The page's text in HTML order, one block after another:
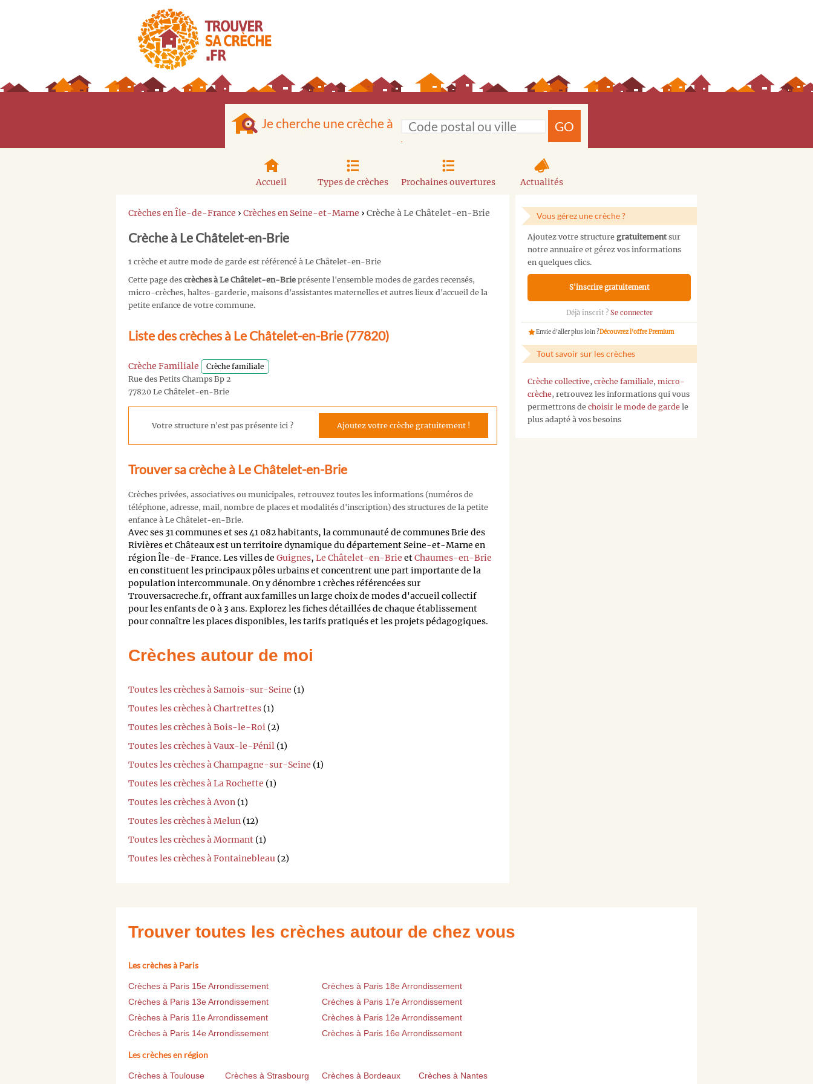
Je cherche une crèche à GO
Accueil Types de crèches Prochaines ouvertures Actualités
Crèches en Île-de-France › Crèches en Seine-et-Marne › Crèche à Le Châtelet-en-Brie
Crèche à Le Châtelet-en-Brie
1 crèche et autre mode de garde est référencé à Le Châtelet-en-Brie
Cette page des crèches à Le Châtelet-en-Brie présente l'ensemble modes de gardes recensés,
micro-crèches, haltes-garderie, maisons d'assistantes maternelles et autres lieux d'accueil de la
petite enfance de votre commune.
Liste des crèches à Le Châtelet-en-Brie (77820)
Crèche Familiale Crèche familiale
Rue des Petits Champs Bp 2
77820 Le Châtelet-en-Brie
Votre structure n'est pas présente ici ? Ajoutez votre crèche gratuitement !
Trouver sa crèche à Le Châtelet-en-Brie
Crèches privées, associatives ou municipales, retrouvez toutes les informations (numéros de
téléphone, adresse, mail, nombre de places et modalités d'inscription) des structures de la petite
enfance à Le Châtelet-en-Brie.
Avec ses 31 communes et ses 41 082 habitants, la communauté de communes Brie des
Rivières et Châteaux est un territoire dynamique du département Seine-et-Marne en
région Île-de-France. Les villes de Guignes, Le Châtelet-en-Brie etChaumes-en-Brie
en constituent les principaux pôles urbains et concentrent une part importante de la
population intercommunale. On y dénombre 1 crèches référencées sur
Trouversacreche.fr, offrant aux familles un large choix de modes d'accueil collectif
pour les enfants de 0 à 3 ans. Explorez les fiches détaillées de chaque établissement
pour connaître les places disponibles, les tarifs pratiqués et les projets pédagogiques.
Crèches autour de moi
Toutes les crèches à Samois-sur-Seine (1)
Toutes les crèches à Chartrettes (1)
Toutes les crèches à Bois-le-Roi (2)
Toutes les crèches à Vaux-le-Pénil (1)
Toutes les crèches à Champagne-sur-Seine (1)
Toutes les crèches à La Rochette (1)
Toutes les crèches à Avon (1)
Toutes les crèches à Melun (12)
Toutes les crèches à Mormant (1)
Toutes les crèches à Fontainebleau (2)
Vous gérez une crèche ?
Ajoutez votre structure gratuitementsur
notre annuaire et gérez vos informations
en quelques clics.
S'inscrire gratuitement
Déjà inscrit ? Se connecter
Envie d'aller plus loin ?Découvrez l'offre Premium
Tout savoir sur les crèches
Crèche collective, crèche familiale, micro-
crèche, retrouvez les informations qui vous
permettrons de choisir le mode de garde le
plus adapté à vos besoins
Trouver toutes les crèches autour de chez vous
Les crèches à Paris
Crèches à Paris 15e Arrondissement
Crèches à Paris 18e Arrondissement
Crèches à Paris 13e Arrondissement
Crèches à Paris 17e Arrondissement
Crèches à Paris 11e Arrondissement
Crèches à Paris 12e Arrondissement
Crèches à Paris 14e Arrondissement
Crèches à Paris 16e Arrondissement
Les crèches en région
Crèches à Toulouse Crèches à Strasbourg Crèches à Bordeaux
Crèches à Nantes